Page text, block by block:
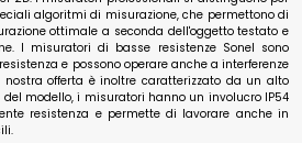
algoritmi di misurazione, che permettono di
ottimale a seconda dell'oggetto testato e
I misuratori di basse resistenze Sonel sono
e possono operare anche a interferenze
nostra offerta è inoltre caratterizzato da un alto
del modello, i misuratori hanno un involucro IP54
resistenza e permette di lavorare anche in